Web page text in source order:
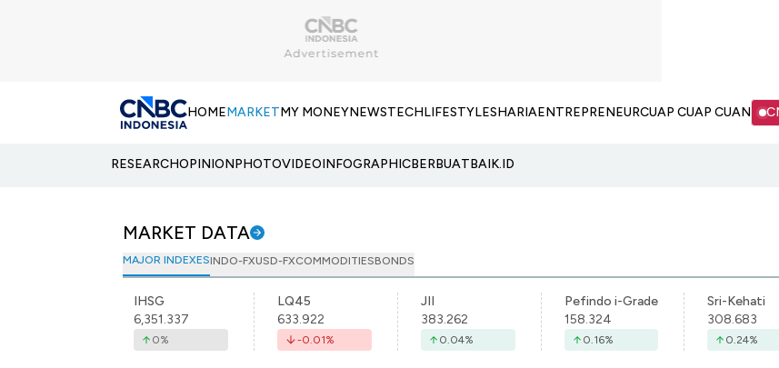
HOMEMARKETMY MONEYNEWSTECHLIFESTYLESHARIAENTREPRENEURCUAP CUAP CUAN
RESEARCHOPINIONPHOTOVIDEOINFOGRAPHICBERBUATBAIK.ID
MARKET DATA
MAJOR INDEXESINDO-FXUSD-FXCOMMODITIESBONDS
IHSG
6,351.337
0%
LQ45
633.922
-0.01%
JII
383.262
0.04%
Pefindo i-Grade
158.324
0.16%
Sri-Kehati
308.683
0.24%